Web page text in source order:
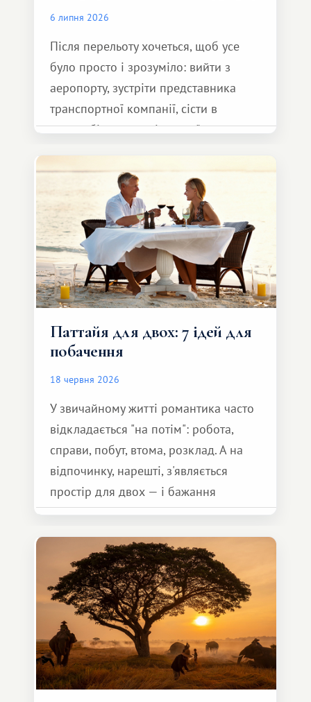
6 липня 2026
Після перельоту хочеться, щоб усе
було просто і зрозуміло: вийти з
аеропорту, зустріти представника
транспортної компанії, сісти в
автомобіль та спокійно доїхати до
Паттайя для двох: 7 ідей для
побачення
18 червня 2026
У звичайному житті романтика часто
відкладається "на потім": робота,
справи, побут, втома, розклад. А на
відпочинку, нарешті, з'являється
простір для двох — і бажання
зробити для близької людини щось
особливе. Не обов'язково масштабне,
але тепле і незабутнє :)